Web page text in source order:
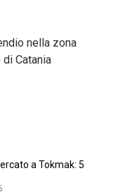
nella zona
Catania
a Tokmak: 5